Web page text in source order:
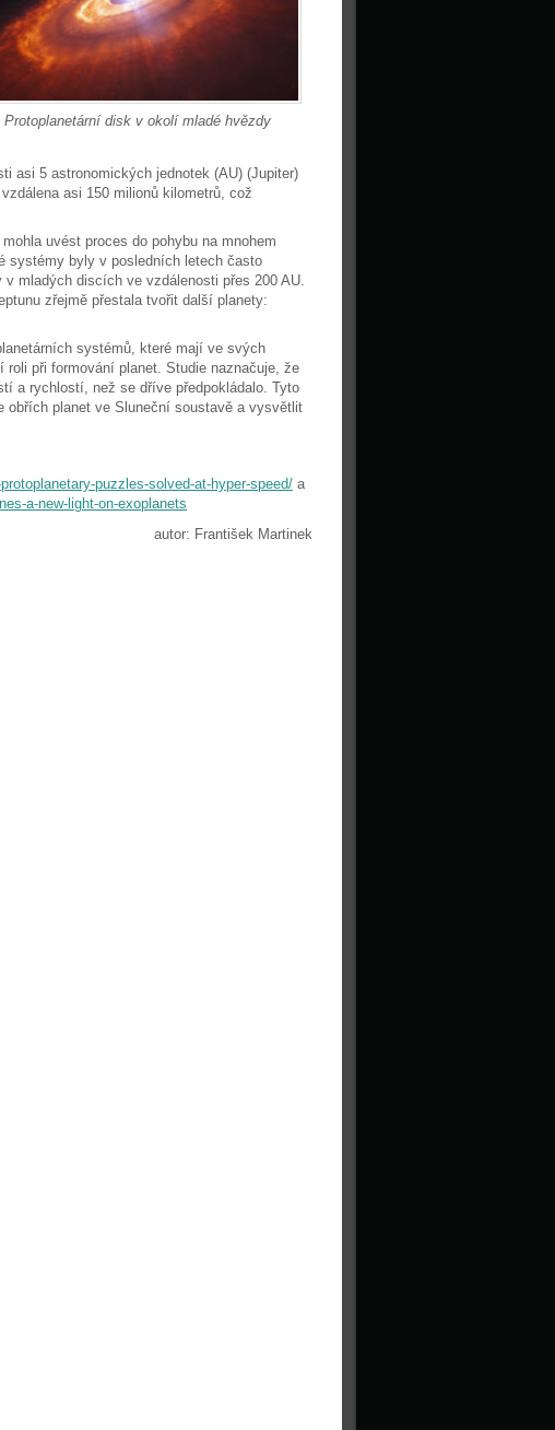
Protoplanetární disk v okolí mladé hvězdy
asi 5 astronomických jednotek (AU) (Jupiter)
asi 150 milionů kilometrů, což
uvést proces do pohybu na mnohem
systémy byly v posledních letech často
mladých discích ve vzdálenosti přes 200 AU.
zřejmě přestala tvořit další planety:
systémů, které mají ve svých
při formování planet. Studie naznačuje, že
a rychlostí, než se dříve předpokládalo. Tyto
obřích planet ve Sluneční soustavě a vysvětlit
puzzles-solved-at-hyper-speed/ a
a-new-light-on-exoplanets
autor: František Martinek